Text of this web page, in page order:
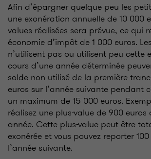
Afin d’épargner quelque peu les
une exonération annuelle de 10 000
values réalisées sera prévue, ce qui
économie d’impôt de 1 000 euros.
n’utilisent pas ou utilisent peu cette
cours d’une année déterminée
solde non utilisé de la première
euros sur l’année suivante pendant
un maximum de 15 000 euros.
réalisez une plus-value de 900 euros
année. Cette plus-value peut être
exonérée et vous pouvez reporter
l’année suivante.